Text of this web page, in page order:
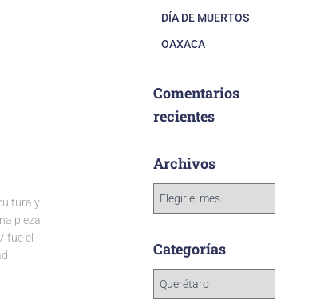
y
pieza
fue el
DÍA DE MUERTOS
OAXACA
Comentarios
recientes
Archivos
Categorías